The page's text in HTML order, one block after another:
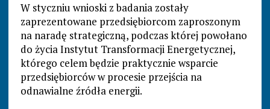
W styczniu wnioski z badania zostały
zaprezentowane przedsiębiorcom zaproszonym
na naradę strategiczną, podczas której powołano
do życia Instytut Transformacji Energetycznej,
którego celem będzie praktycznie wsparcie
przedsiębiorców w procesie przejścia na
odnawialne źródła energii.